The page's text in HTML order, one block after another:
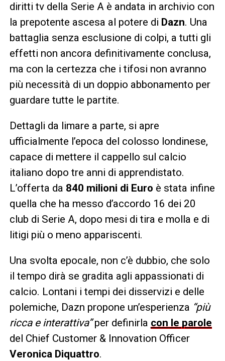
diritti tv della Serie A è andata in archivio con
la prepotente ascesa al potere di Dazn. Una
battaglia senza esclusione di colpi, a tutti gli
effetti non ancora definitivamente conclusa,
ma con la certezza che i tifosi non avranno
più necessità di un doppio abbonamento per
guardare tutte le partite.
Dettagli da limare a parte, si apre
ufficialmente l’epoca del colosso londinese,
capace di mettere il cappello sul calcio
italiano dopo tre anni di apprendistato.
L’offerta da 840 milioni di Euro è stata infine
quella che ha messo d’accordo 16 dei 20
club di Serie A, dopo mesi di tira e molla e di
litigi più o meno appariscenti.
Una svolta epocale, non c’è dubbio, che solo
il tempo dirà se gradita agli appassionati di
calcio. Lontani i tempi dei disservizi e delle
polemiche, Dazn propone un’esperienza “più
ricca e interattiva”per definirla con le parole
del Chief Customer & Innovation Officer
Veronica Diquattro.